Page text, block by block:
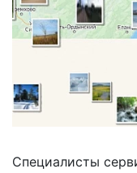
Специалисты